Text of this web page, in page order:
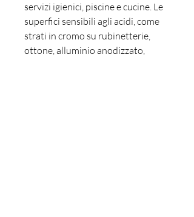
servizi igienici, piscine e cucine. Le
superfici sensibili agli acidi, come
strati in cromo su rubinetterie,
ottone, alluminio anodizzato,